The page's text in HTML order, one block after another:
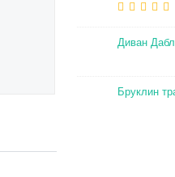
Диван Дабл
Бруклин